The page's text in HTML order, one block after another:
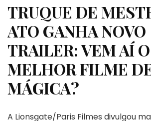
TRUQUE DE
ATO GANHA NOVO
TRAILER: VEM AÍ O
MELHOR FILME
MÁGICA?
A Lionsgate/Paris Filmes divulgou